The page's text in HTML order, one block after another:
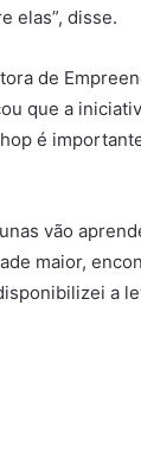
elas”, disse.
de
que a
é
vão
maior,
a